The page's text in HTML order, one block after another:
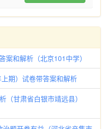
和解析（北京101中学）
期）试卷带答案和解析
（甘肃省白银市靖远县）